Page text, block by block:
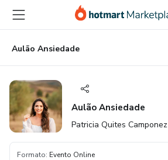
para
conteúdo
principal
para
pagamento
para
rodapé
Aulão Ansiedade
Aulão Ansiedade
Patricia Quites Camponez
Formato: Evento Online